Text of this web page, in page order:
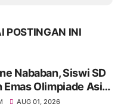
POSTINGAN INI
Nababan, Siswi SD
Emas Olimpiade Asia
Rumah hingga
AUG 01, 2026